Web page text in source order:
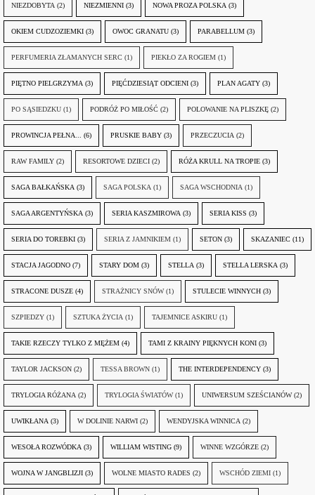
NIEZDOBYTA (2) NIEZMIENNI (3) NOWA PROZA POLSKA (3)
OKIEM CUDZOZIEMKI (3) OWOC GRANATU (3) PARABELLUM (3)
PERFUMERIA ZŁAMANYCH SERC (1) PIEKŁO ZA ROGIEM (1)
PIĘTNO PIELGRZYMA (3) PIĘĆDZIESIĄT ODCIENI (3) PLAN AGATY (3)
PO SĄSIEDZKU (1) PODRÓŻ PO MIŁOŚĆ (2) POLOWANIE NA PLISZKĘ (2)
PROWINCJA PEŁNA... (6) PRUSKIE BABY (3) PRZECZUCIA (2)
RAW FAMILY (2) RESORTOWE DZIECI (2) RÓŻA KRULL NA TROPIE (3)
SAGA BAŁKAŃSKA (3) SAGA POLSKA (1) SAGA WSCHODNIA (1)
SAGA ARGENTYŃSKA (3) SERIA KASZMIROWA (3) SERIA KISS (3)
SERIA DO TOREBKI (3) SERIA Z JAMNIKIEM (1) SETON (3) SKAZANIEC (11)
STACJA JAGODNO (7) STARY DOM (3) STELLA (3) STELLA LERSKA (3)
STRACONE DUSZE (4) STRAŻNICY SNÓW (1) STULECIE WINNYCH (3)
SZPIEDZY (1) SZTUKA ŻYCIA (1) TAJEMNICE ASKIRU (1)
TAKIE RZECZY TYLKO Z MĘŻEM (4) TAMI Z KRAINY PIĘKNYCH KONI (3)
TAYLOR JACKSON (2) TESSA BROWN (1) THE INTERDEPENDENCY (3)
TRYLOGIA RÓŻANA (2) TRYLOGIA ŚWIATÓW (1) UNIWERSUM SZEŚCIANÓW (2)
UWIKŁANA (3) W DOLINIE NARWI (2) WENDYJSKA WINNICA (2)
WESOŁA ROZWÓDKA (3) WILLIAM WISTING (9) WINNE WZGÓRZE (2)
WOJNA W JANGBLIZJI (3) WOLNE MIASTO RADES (2) WSCHÓD ZIEMI (1)